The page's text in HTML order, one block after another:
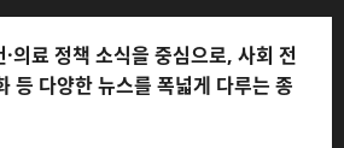
의료 정책 소식을 중심으로, 사회 전
등 다양한 뉴스를 폭넓게 다루는 종